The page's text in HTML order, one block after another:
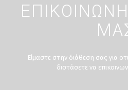
Είμαστε στην διάθεση σας για
διστάσετε να